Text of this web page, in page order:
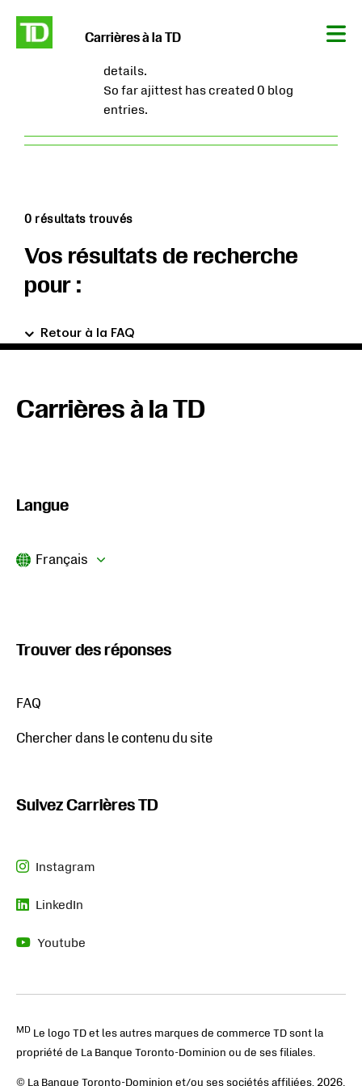
Carrières à la TD
details.
So far ajittest has created 0 blog
entries.
0 résultats trouvés
Vos résultats de recherche
pour :
Retour à la FAQ
Carrières à la TD
Langue
Français
Trouver des réponses
FAQ
Chercher dans le contenu du site
Suivez Carrières TD
Instagram
S'ouvre dans un nouvel onglet
LinkedIn
S'ouvre dans un nouvel onglet
Youtube
S'ouvre dans un nouvel onglet
MD Le logo TD et les autres marques de commerce TD sont la
propriété de La Banque Toronto-Dominion ou de ses filiales.
© La Banque Toronto-Dominion et/ou ses sociétés affiliées, 2026.